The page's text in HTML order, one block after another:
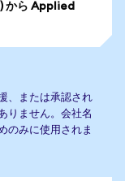
ら Applied
、または承認され
りません。会社名
のみに使用されま